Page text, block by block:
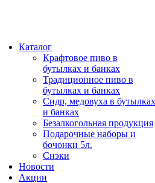
Каталог
Крафтовое пиво в
бутылках и банках
Традиционное пиво в
бутылках и банках
Сидр, медовуха в бутылках
и банках
Безалкогольная продукция
Подарочные наборы и
бочонки 5л.
Снэки
Новости
Акции